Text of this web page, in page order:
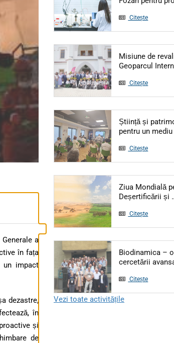
a
în fața
impact
dezastre,
în
și
de
Citește
Misiune de
Geoparcul
Citește
Știință și
pentru un
Citește
Ziua Mondială
Deșertificării și
Citește
Biodinamica –
cercetării
Citește
Vezi toate activitățile